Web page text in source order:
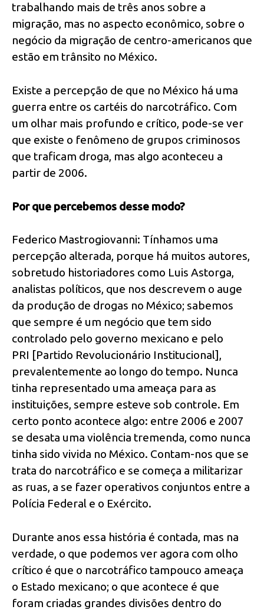
trabalhando mais de três anos sobre a
migração, mas no aspecto econômico, sobre o
negócio da migração de centro-americanos que
estão em trânsito no México.
Existe a percepção de que no México há uma
guerra entre os cartéis do narcotráfico. Com
um olhar mais profundo e crítico, pode-se ver
que existe o fenômeno de grupos criminosos
que traficam droga, mas algo aconteceu a
partir de 2006.
Por que percebemos desse modo?
Federico Mastrogiovanni: Tínhamos uma
percepção alterada, porque há muitos autores,
sobretudo historiadores como Luis Astorga,
analistas políticos, que nos descrevem o auge
da produção de drogas no México; sabemos
que sempre é um negócio que tem sido
controlado pelo governo mexicano e pelo
PRI [Partido Revolucionário Institucional],
prevalentemente ao longo do tempo. Nunca
tinha representado uma ameaça para as
instituições, sempre esteve sob controle. Em
certo ponto acontece algo: entre 2006 e 2007
se desata uma violência tremenda, como nunca
tinha sido vivida no México. Contam-nos que se
trata do narcotráfico e se começa a militarizar
as ruas, a se fazer operativos conjuntos entre a
Polícia Federal e o Exército.
Durante anos essa história é contada, mas na
verdade, o que podemos ver agora com olho
crítico é que o narcotráfico tampouco ameaça
o Estado mexicano; o que acontece é que
foram criadas grandes divisões dentro do